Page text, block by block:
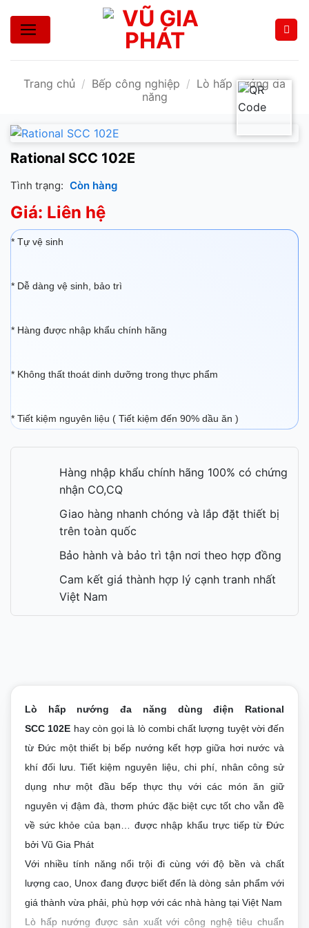
nội
Trang chủ / Bếp công nghiệp / Lò hấp nướng đa
năng
Rational SCC 102E
Tình trạng: Còn hàng
Giá: Liên hệ
* Tự vệ sinh
* Dễ dàng vệ sinh, bảo trì
* Hàng được nhập khẩu chính hãng
* Không thất thoát dinh dưỡng trong thực phẩm
* Tiết kiệm nguyên liệu ( Tiết kiệm đến 90% dầu ăn )
Hàng nhập khẩu chính hãng 100% có chứng
nhận CO,CQ
Giao hàng nhanh chóng và lắp đặt thiết bị
trên toàn quốc
Bảo hành và bảo trì tận nơi theo hợp đồng
Cam kết giá thành hợp lý cạnh tranh nhất
Việt Nam
Lò hấp nướng đa năng dùng điện Rational
SCC 102E hay còn gọi là lò combi chất lượng tuyệt vời đến
từ Đức một thiết bị bếp nướng kết hợp giữa hơi nước và
khí đối lưu. Tiết kiệm nguyên liệu, chi phí, nhân công sử
dụng như một đầu bếp thực thụ với các món ăn giữ
nguyên vị đậm đà, thơm phức đặc biệt cực tốt cho vẫn đề
về sức khỏe của bạn… được nhập khẩu trực tiếp từ Đức
bởi Vũ Gia Phát
Với nhiều tính năng nổi trội đi cùng với độ bền và chất
lượng cao, Unox đang được biết đến là dòng sản phẩm với
giá thành vừa phải, phù hợp với các nhà hàng tại Việt Nam
Lò hấp nướng được sản xuất với công nghệ tiêu chuẩn